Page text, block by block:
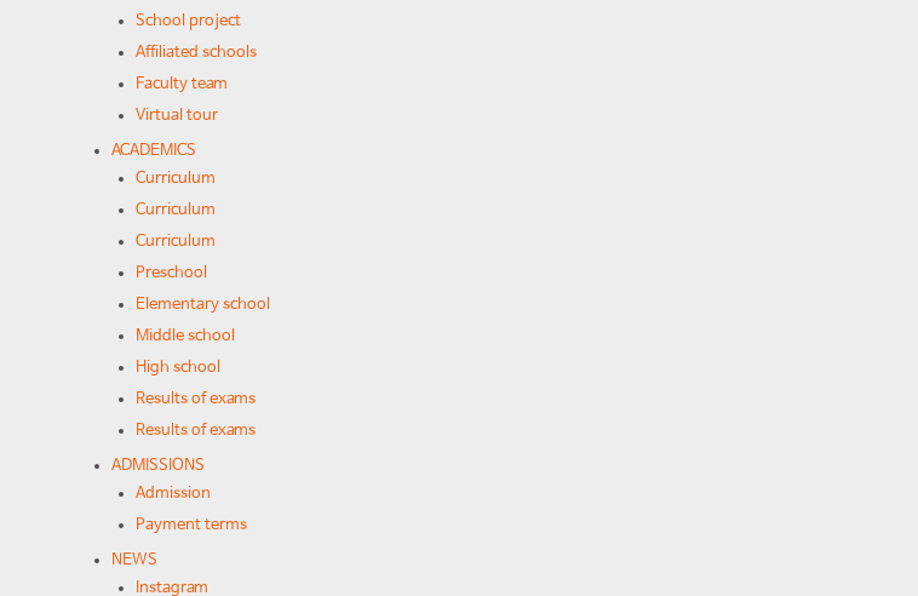
School project
Affiliated schools
Faculty team
Virtual tour
ACADEMICS
Curriculum
Curriculum
Curriculum
Preschool
Elementary school
Middle school
High school
Results of exams
Results of exams
ADMISSIONS
Admission
Payment terms
NEWS
Instagram